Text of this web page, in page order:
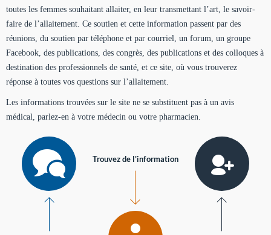
toutes les femmes souhaitant allaiter, en leur transmettant l’art, le savoir-
faire de l’allaitement. Ce soutien et cette information passent par des
réunions, du soutien par téléphone et par courriel, un forum, un groupe
Facebook, des publications, des congrès, des publications et des colloques à
destination des professionnels de santé, et ce site, où vous trouverez
réponse à toutes vos questions sur l’allaitement.
Les informations trouvées sur le site ne se substituent pas à un avis
médical, parlez-en à votre médecin ou votre pharmacien.
Trouvez de l'information